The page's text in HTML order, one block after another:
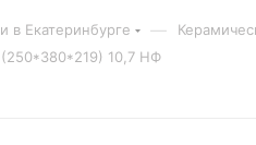
в Екатеринбурге —
10,7 НФ